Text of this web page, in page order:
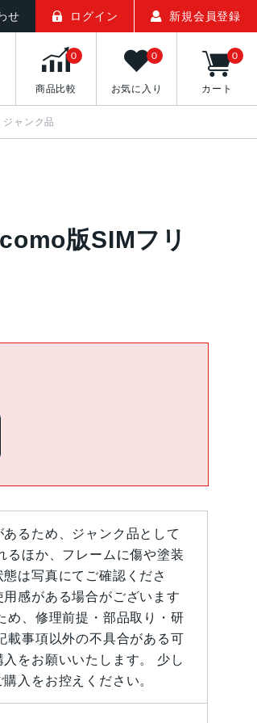
せ ログイン 新規会員登録
商品比較
0
お気に入り
0
カート
0
ャンク品
版SIMフリ
るため、ジャンク品として
るほか、フレームに傷や塗装
は写真にてご確認くださ
感がある場合がございます
、修理前提・部品取り・研
事項以外の不具合がある可
をお願いいたします。 少し
入をお控えください。